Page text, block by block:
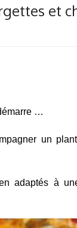
et
…
un
adaptés à